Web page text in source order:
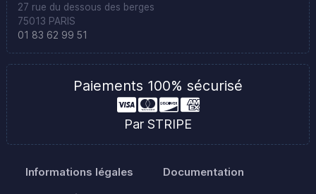
27 rue du dessous des berges
75013 PARIS
01 83 62 99 51
Paiements 100% sécurisé
Par STRIPE
Informations légales Documentation